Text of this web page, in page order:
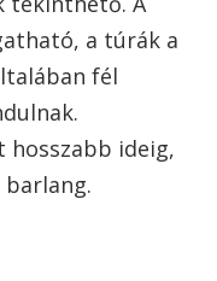
a túrák a
fél
ideig,